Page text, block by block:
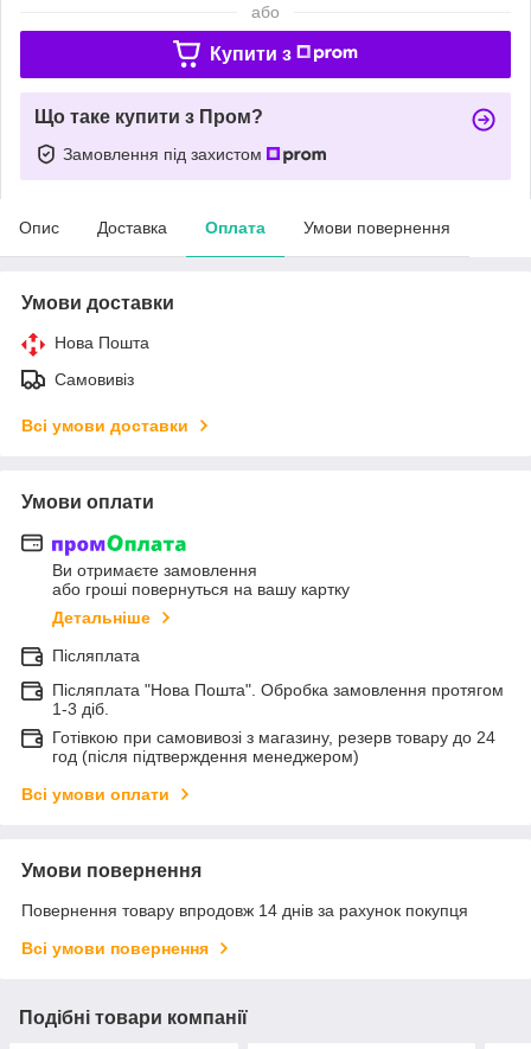
або
Купити з
Що таке купити з Пром?
Замовлення під захистом
Опис Доставка Оплата Умови повернення
Умови доставки
Нова Пошта
Самовивіз
Всі умови доставки
Умови оплати
Ви отримаєте замовлення
або гроші повернуться на вашу картку
Детальніше
Післяплата
Післяплата "Нова Пошта". Обробка замовлення протягом
1-3 діб.
Готівкою при самовивозі з магазину, резерв товару до 24
год (після підтверждення менеджером)
Всі умови оплати
Умови повернення
Повернення товару впродовж 14 днів за рахунок покупця
Всі умови повернення
Подібні товари компанії